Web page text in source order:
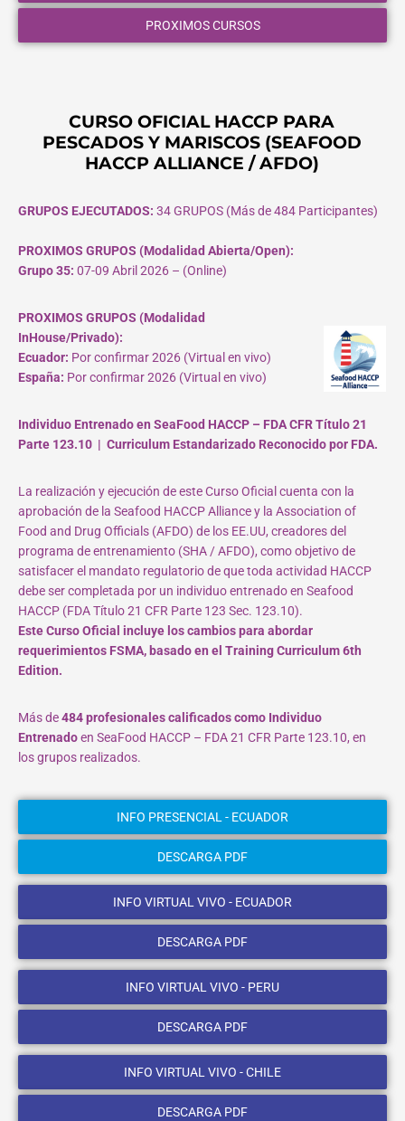
PROXIMOS CURSOS
CURSO OFICIAL HACCP PARA
PESCADOS Y MARISCOS (SEAFOOD
HACCP ALLIANCE / AFDO)
GRUPOS EJECUTADOS: 34 GRUPOS (Más de 484 Participantes)
PROXIMOS GRUPOS (Modalidad Abierta/Open):
Grupo 35: 07-09 Abril 2026 – (Online)
PROXIMOS GRUPOS (Modalidad
InHouse/Privado):
Ecuador: Por confirmar 2026 (Virtual en vivo)
España: Por confirmar 2026 (Virtual en vivo)
Individuo Entrenado en SeaFood HACCP – FDA CFR Título 21
Parte 123.10 | Curriculum Estandarizado Reconocido por FDA.
La realización y ejecución de este Curso Oficial cuenta con la
aprobación de la Seafood HACCP Alliance y la Association of
Food and Drug Officials (AFDO) de los EE.UU, creadores del
programa de entrenamiento (SHA / AFDO), como objetivo de
satisfacer el mandato regulatorio de que toda actividad HACCP
debe ser completada por un individuo entrenado en Seafood
HACCP (FDA Título 21 CFR Parte 123 Sec. 123.10).
Este Curso Oficial incluye los cambios para abordar
requerimientos FSMA, basado en el Training Curriculum 6th
Edition.
Más de484 profesionales calificados como Individuo
Entrenadoen SeaFood HACCP – FDA 21 CFR Parte 123.10, en
los grupos realizados.
INFO PRESENCIAL - ECUADOR
DESCARGA PDF
INFO VIRTUAL VIVO - ECUADOR
DESCARGA PDF
INFO VIRTUAL VIVO - PERU
DESCARGA PDF
INFO VIRTUAL VIVO - CHILE
DESCARGA PDF